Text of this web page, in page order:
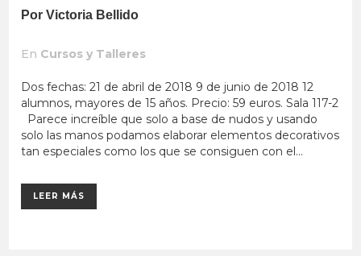
Por Victoria Bellido
En Cursos y Talleres
Dos fechas: 21 de abril de 2018 9 de junio de 2018 12
alumnos, mayores de 15 años. Precio: 59 euros. Sala 117-2
Parece increíble que solo a base de nudos y usando
solo las manos podamos elaborar elementos decorativos
tan especiales como los que se consiguen con el...
LEER MÁS